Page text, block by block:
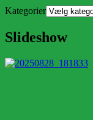
Kategorier
Slideshow